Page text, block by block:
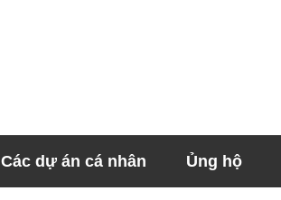
Các dự án cá nhân Ủng hộ